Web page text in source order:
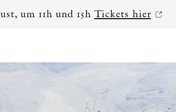
und 15h Tickets hier